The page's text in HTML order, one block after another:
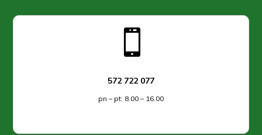

572 722 077
pn – pt: 8.00 – 16.00